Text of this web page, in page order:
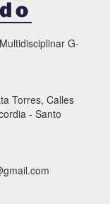
G-
Torres, Calles
- Santo